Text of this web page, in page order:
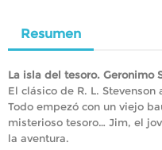
Resumen
La isla del tesoro. Geronimo
El clásico de R. L.
Todo empezó con un viejo
misterioso tesoro… Jim, el
la aventura.